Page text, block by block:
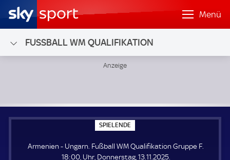
Menü
FUSSBALL WM QUALIFIKATION
SPIELENDE
P
E
Armenien - Ungarn. Fußball WM Qualifikation Gruppe F.
18:00, Uhr, Donnerstag, 13.11.2025.